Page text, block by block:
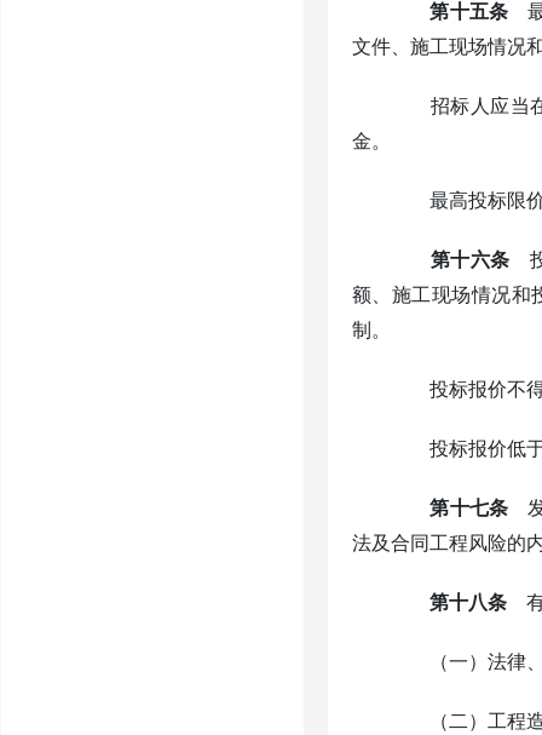
第十五条 最
文件、施工现场情况
招标人应当在
金。
最高投标限价
第十六条
额、施工现场情况和
制。
投标报价不得
投标报价低于
第十七条 发
法及合同工程风险的
第十八条 有
（一）法律、
（二）工程造